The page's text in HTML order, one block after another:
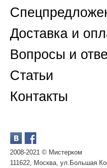
Доставка и
Вопросы и
Статьи
Контакты
2008-2021 © Мистерком
111622, Москва, ул.Большая